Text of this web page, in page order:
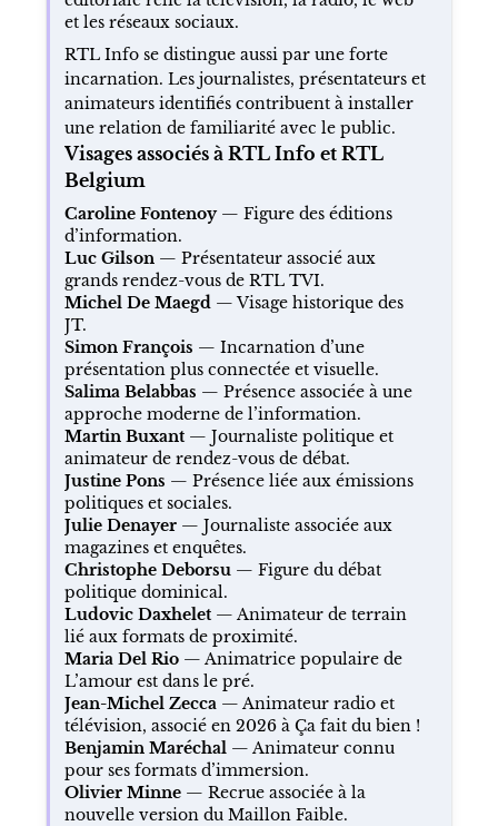
et les réseaux sociaux.
RTL Info se distingue aussi par une forte
incarnation. Les journalistes, présentateurs et
animateurs identifiés contribuent à installer
une relation de familiarité avec le public.
Visages associés à RTL Info et RTL
Belgium
Caroline Fontenoy— Figure des éditions
d’information.
Luc Gilson— Présentateur associé aux
grands rendez-vous de RTL TVI.
Michel De Maegd— Visage historique des
JT.
Simon François — Incarnation d’une
présentation plus connectée et visuelle.
Salima Belabbas — Présence associée à une
approche moderne de l’information.
Martin Buxant— Journaliste politique et
animateur de rendez-vous de débat.
Justine Pons — Présence liée aux émissions
politiques et sociales.
Julie Denayer— Journaliste associée aux
magazines et enquêtes.
Christophe Deborsu— Figure du débat
politique dominical.
Ludovic Daxhelet— Animateur de terrain
lié aux formats de proximité.
Maria Del Rio— Animatrice populaire de
L’amour est dans le pré.
Jean-Michel Zecca— Animateur radio et
télévision, associé en 2026 à Ça fait du bien !
Benjamin Maréchal— Animateur connu
pour ses formats d’immersion.
Olivier Minne— Recrue associée à la
nouvelle version du Maillon Faible.